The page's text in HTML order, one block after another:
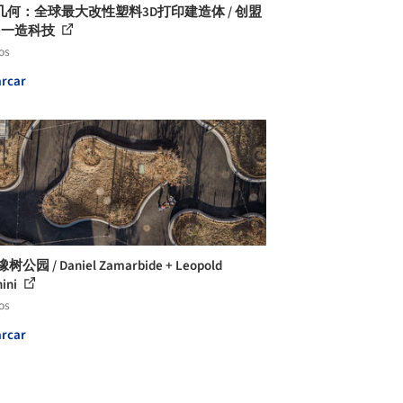
何：全球最大改性塑料3D打印建造体 / 创盟
造科技
树公园 / Daniel Zamarbide + Leopold